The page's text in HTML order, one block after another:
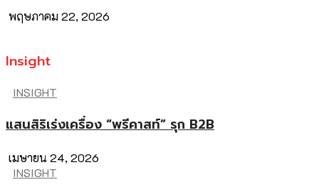
พฤษภาคม 22, 2026
Insight
INSIGHT
แสนสิริเร่งเครื่อง “พรีคาสท์” รุก B2B
เมษายน 24, 2026
INSIGHT